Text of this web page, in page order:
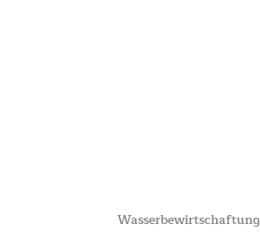
Wasserbewirtschaftung